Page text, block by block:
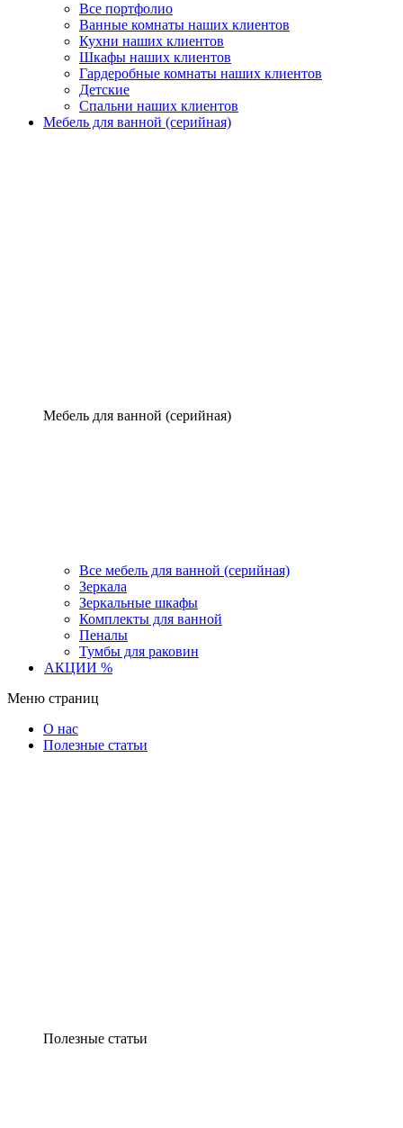
Все портфолио
Ванные комнаты наших клиентов
Кухни наших клиентов
Шкафы наших клиентов
Гардеробные комнаты наших клиентов
Детские
Спальни наших клиентов
Мебель для ванной (серийная)
Мебель для ванной (серийная)
Все мебель для ванной (серийная)
Зеркала
Зеркальные шкафы
Комплекты для ванной
Пеналы
Тумбы для раковин
АКЦИИ %
Меню страниц
О нас
Полезные статьи
Полезные статьи